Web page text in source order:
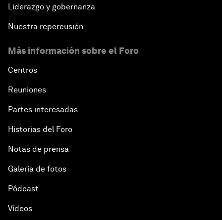
Liderazgo y gobernanza
Nuestra repercusión
Más información sobre el Foro
Centros
Reuniones
Partes interesadas
Historias del Foro
Notas de prensa
Galería de fotos
Pódcast
Vídeos